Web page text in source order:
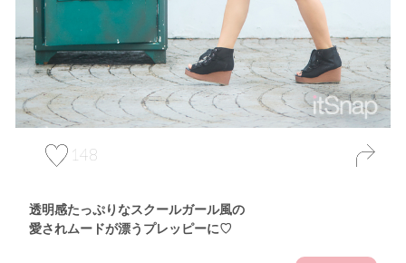
148
透明感たっぷりなスクールガール風の
愛されムードが漂うプレッピーに♡